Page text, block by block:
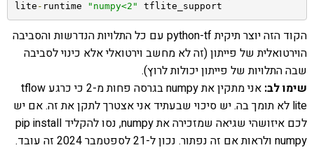
lite - runtime "numpy<2" tflite_support
הקוד הזה יוצר תיקית python-tf עם כל התלויות הנדרשות והסביבה
הוירטואלית של פייתון (זה לא מחשב וירטואלי אלא כינוי לסביבה
שבה התלויות של פייתון יכולות לרוץ).
שימו לב:
אני מתקין את numpy בגרסה פחות מ-2 כי כרגע tflow
lite לא תומך בה. יש סיכוי שבעתיד אני אצטרך לתקן את זה. אם יש
לכם איזושהי שגיאה שמזכירה את numpy, נסו להקליד pip install
numpy ולראות אם זה נפתור. נכון ל-21 לספטמבר 2024 זה עובד.